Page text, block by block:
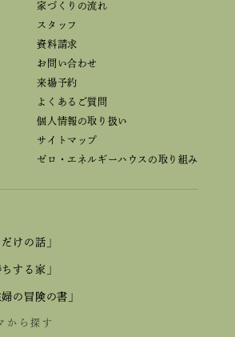
家づくりの流れ
スタッフ
資料請求
お問い合わせ
来場予約
よくあるご質問
個人情報の取り扱い
サイトマップ
ゼロ・エネルギーハウスの取り組み
けの話」
する家」
の冒険の書」
から探す